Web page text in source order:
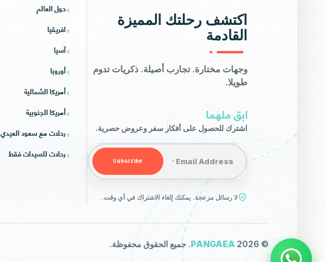
اكتشف رحلتك المميزة
القادمة
وجهات مختارة. تجارب أصيلة. ذكريات تدوم
طويلا.
ابق ملهما
اشترك للحصول على أفكار سفر وعروض حصرية.
Email address
Subscribe
لا رسائل مزعجة. يمكنك إلغاء الاشتراك في أي وقت.
حول العالم
افريقيا
آسيا
أوروبا
أمريكا الشمالية
أمريكا الجنوبية
رحلات مع سعود العيدي
رحلات للسيدات فقط
© 2026
PANGAEA. جميع الحقوق محفوظة.